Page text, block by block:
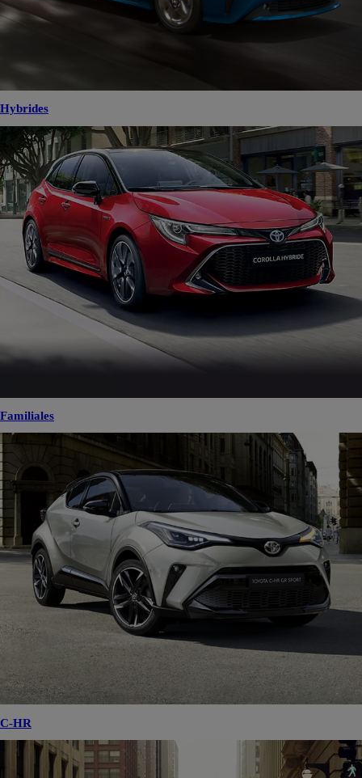
Hybrides
Familiales
C-HR